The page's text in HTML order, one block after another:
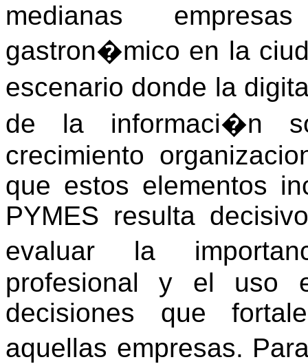
medianas
gastron�mico en la
escenario donde la
de la informaci�n
crecimiento
que estos elementos
PYMES resulta
evaluar la
profesional y el uso
decisiones que
aquellas empresas.